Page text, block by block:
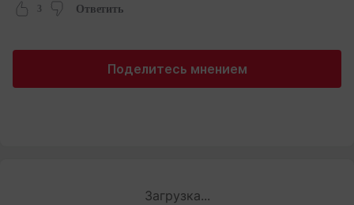
3 Ответить
Поделитесь мнением
Загрузка...